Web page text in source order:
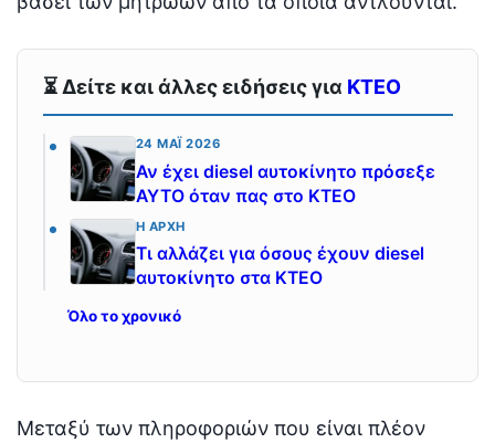
⏳ Δείτε και άλλες ειδήσεις για ΚΤΕΟ
24 ΜΆΙ 2026
Αν έχει diesel αυτοκίνητο πρόσεξε
ΑΥΤΟ όταν πας στο ΚΤΕΟ
Η ΑΡΧΉ
Τι αλλάζει για όσους έχουν diesel
αυτοκίνητο στα ΚΤΕΟ
Όλο το χρονικό
Μεταξύ των πληροφοριών που είναι πλέον